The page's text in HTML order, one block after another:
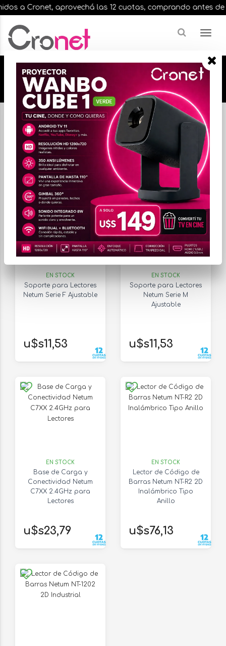
a Cronet, aprovechá las 12 cuotas, comprando antes de
🔥🔥🔥 12 cuotas, en todos nuestros artículos,
comprando antes de las 13 hrs. envíos en el
día 🔥🔥🔥
Inicio LECTORES DE CODIGO DE BARRAS
FILTRAR
EN STOCK
Soporte para Lectores
Netum Serie F Ajustable
u$s11,53
EN STOCK
Soporte para Lectores
Netum Serie M
Ajustable
u$s11,53
EN STOCK
Base de Carga y
Conectividad Netum
C7XX 2.4GHz para
Lectores
u$s23,79
EN STOCK
Lector de Código de
Barras Netum NT-R2 2D
Inalámbrico Tipo
Anillo
u$s76,13